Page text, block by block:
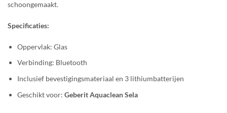
schoongemaakt.
Specificaties:
Oppervlak: Glas
Verbinding: Bluetooth
Inclusief bevestigingsmateriaal en 3 lithiumbatterijen
Geschikt voor: Geberit Aquaclean Sela